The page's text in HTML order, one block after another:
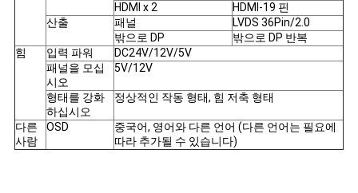
HDMI x 2
HDMI-19 핀
산출
패널
LVDS 36Pin/2.0
밖으로 DP
밖으로 DP 반복
힘
입력 파워
DC24V/12V/5V
패널을 모십
시오
5V/12V
형태를 강화
하십시오
정상적인 작동 형태, 힘 저축 형태
다른
사람
OSD
중국어, 영어와 다른 언어 (다른 언어는 필요에
따라 추가될 수 있습니다)